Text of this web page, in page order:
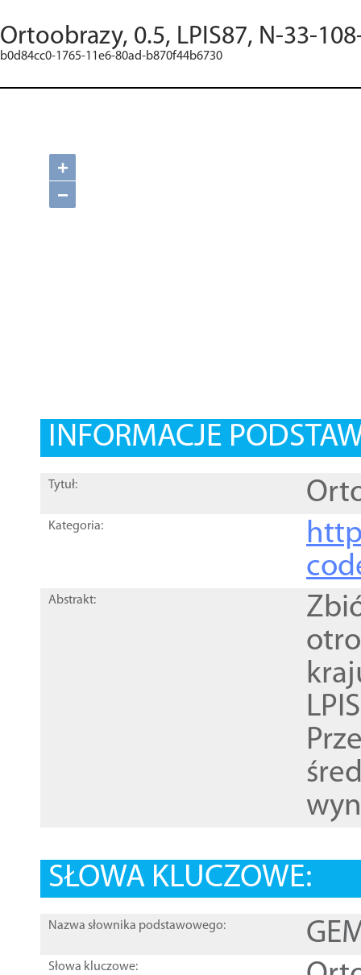
Ortoobrazy, 0.5, LPIS87, N-33-
b0d84cc0-1765-11e6-80ad-b870f44b6730
+
−
INFORMACJE
Tytuł:
Kategoria:
Abstrakt:
SŁOWA KLUCZOWE:
Nazwa słownika podstawowego:
Słowa kluczowe: